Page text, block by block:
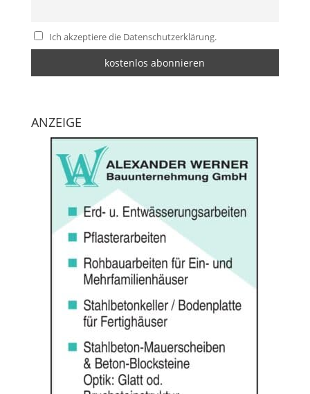
Ich akzeptiere die Datenschutzerklärung.
ANZEIGE